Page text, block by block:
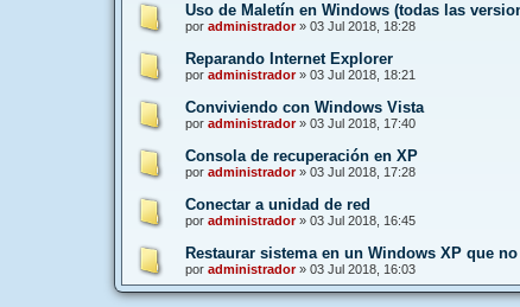
Uso de Maletín en Windows (todas las
por administrador» 03 Jul 2018, 18:28
Reparando Internet Explorer
por administrador» 03 Jul 2018, 18:21
Conviviendo con Windows Vista
por administrador» 03 Jul 2018, 17:40
Consola de recuperación en XP
por administrador» 03 Jul 2018, 17:28
Conectar a unidad de red
por administrador» 03 Jul 2018, 16:45
Restaurar sistema en un Windows XP que
por administrador» 03 Jul 2018, 16:03